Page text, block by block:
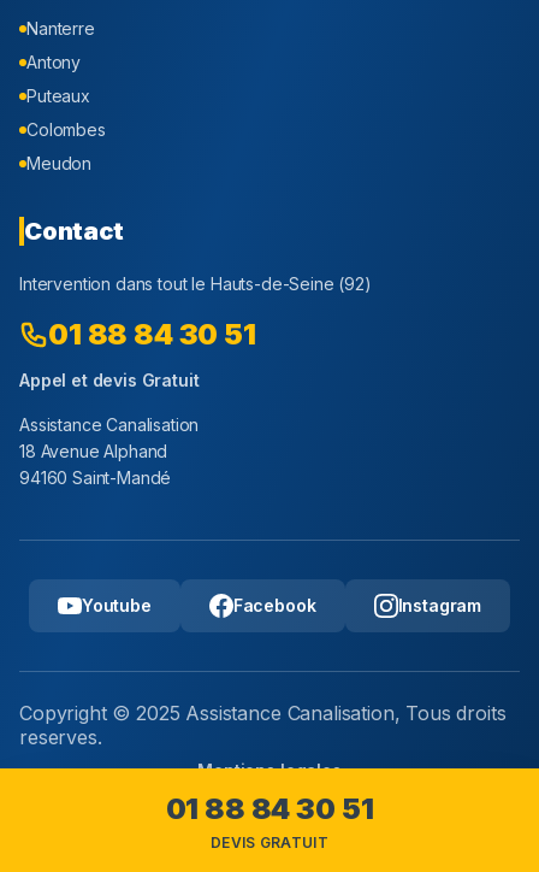
Nanterre
Antony
Puteaux
Colombes
Meudon
Contact
Intervention dans tout le Hauts-de-Seine (92)
01 88 84 30 51
Appel et devis Gratuit
Assistance Canalisation
18 Avenue Alphand
94160 Saint-Mandé
Youtube Facebook Instagram
Copyright © 2025 Assistance Canalisation, Tous droits
reserves.
Mentions legales
01 88 84 30 51
DEVIS GRATUIT